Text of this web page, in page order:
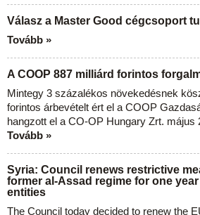
Válasz a Master Good cégcsoport
Tovább »
A COOP 887 milliárd forintos
Mintegy 3 százalékos növekedésnek
forintos árbevételt ért el a COOP
hangzott el a CO-OP Hungary Zrt. május
Tovább »
Syria: Council renews restrictive
former al-Assad regime for one
entities
The Council today decided to renew the